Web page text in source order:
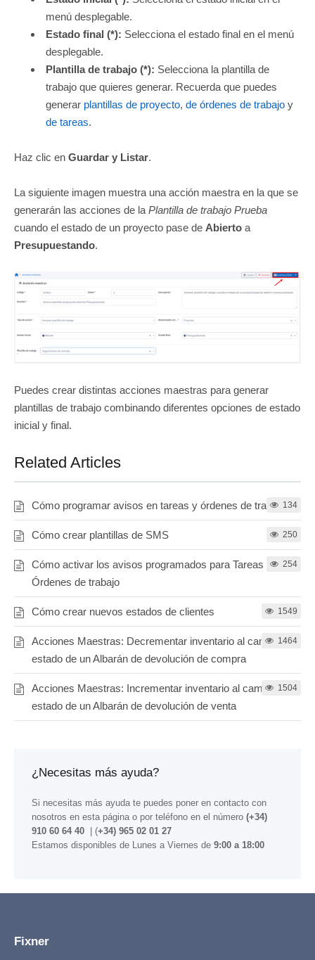
menú desplegable.
Estado final (*): Selecciona el estado final en el menú
desplegable.
Plantilla de trabajo (*): Selecciona la plantilla de
trabajo que quieres generar. Recuerda que puedes
generar plantillas de proyecto, de órdenes de trabajo y
de tareas.
Haz clic en Guardar y Listar.
La siguiente imagen muestra una acción maestra en la que se
generarán las acciones de la Plantilla de trabajo Prueba
cuando el estado de un proyecto pase de Abierto a
Presupuestando.
Puedes crear distintas acciones maestras para generar
plantillas de trabajo combinando diferentes opciones de estado
inicial y final.
Related Articles
Cómo programar avisos en tareas y órdenes de trabajo134
Cómo crear plantillas de SMS 250
Cómo activar los avisos programados para Tareas y
Órdenes de trabajo
254
Cómo crear nuevos estados de clientes 1549
Acciones Maestras: Decrementar inventario al cambiar el
estado de un Albarán de devolución de compra
1464
Acciones Maestras: Incrementar inventario al cambiar el
estado de un Albarán de devolución de venta
1504
¿Necesitas más ayuda?
Si necesitas más ayuda te puedes poner en contacto con
nosotros en esta página o por teléfono en el número (+34)
910 60 64 40 | (+34) 965 02 01 27
Estamos disponibles de Lunes a Viernes de 9:00 a 18:00
Fixner